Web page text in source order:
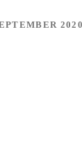
2020